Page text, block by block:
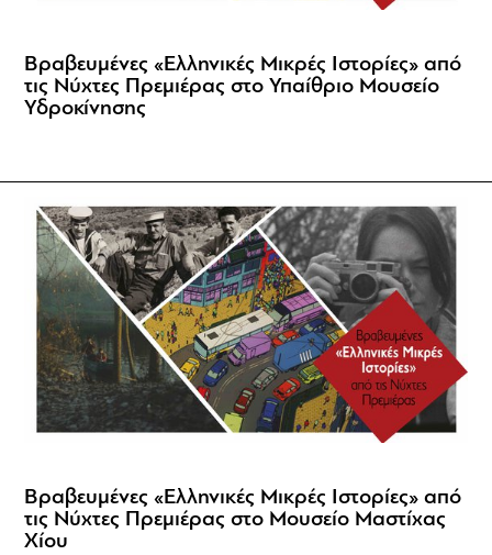
Βραβευμένες «Ελληνικές Μικρές Ιστορίες» από
τις Νύχτες Πρεμιέρας στο Υπαίθριο Μουσείο
Υδροκίνησης
Βραβευμένες «Ελληνικές Μικρές Ιστορίες» από
τις Νύχτες Πρεμιέρας στο Μουσείο Μαστίχας
Χίου